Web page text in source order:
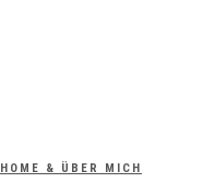
HOME & ÜBER MICH